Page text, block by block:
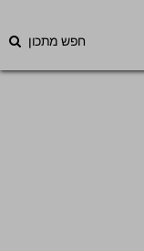
חפש מתכון